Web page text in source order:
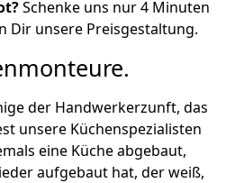
Schenke uns nur 4 Minuten
Dir unsere Preisgestaltung.
der Handwerkerzunft, das
unsere Küchenspezialisten
eine Küche abgebaut,
aufgebaut hat, der weiß,